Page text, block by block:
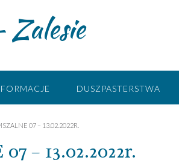
Zalesie
DUSZPASTERSTWA
07 – 13.02.2022R.
– 13.02.2022r.